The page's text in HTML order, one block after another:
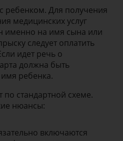
ребенком. Для получения
медицинских услуг
именно на имя сына или
следует оплатить
идет речь о
должна быть
ребенка.
по стандартной схеме.
нюансы:
включаются